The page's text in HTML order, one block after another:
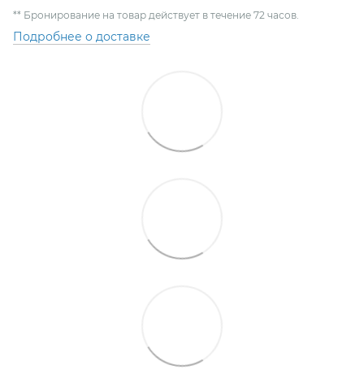
** Бронирование на товар действует в течение 72 часов.
Подробнее о доставке